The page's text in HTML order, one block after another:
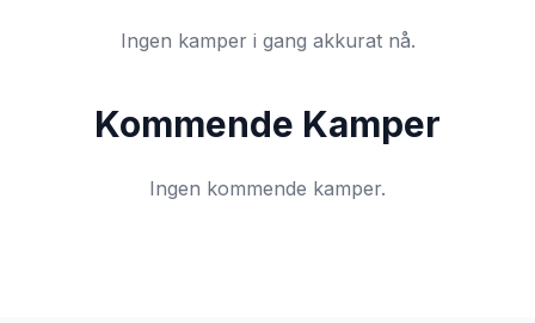
Ingen kamper i gang akkurat nå.
Kommende Kamper
Ingen kommende kamper.